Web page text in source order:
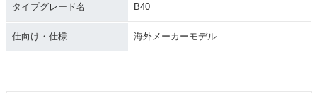
タイプグレード名 B40
仕向け・仕様 海外メーカーモデル